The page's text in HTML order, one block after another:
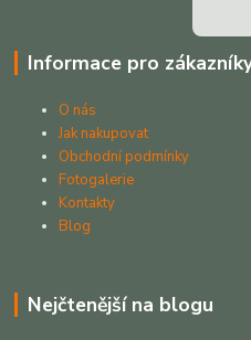
Informace pro
O nás
Jak nakupovat
Obchodní podmínky
Fotogalerie
Kontakty
Blog
Nejčtenější na blogu